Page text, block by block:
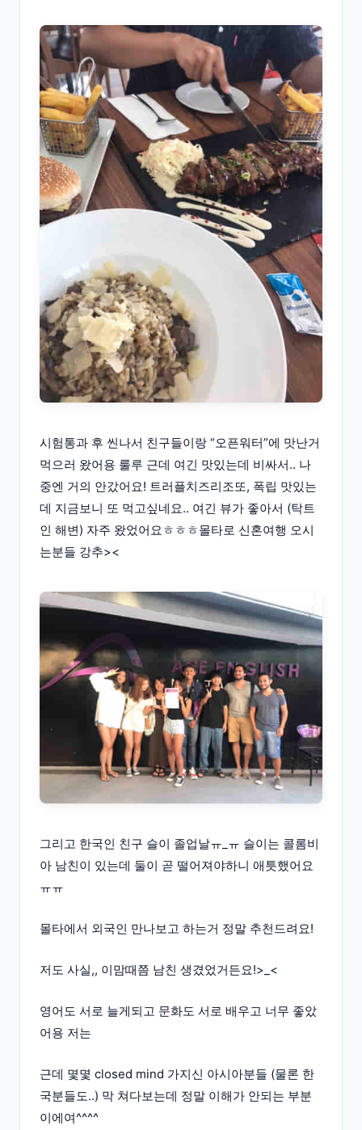
시험통과 후 씬나서 친구들이랑 “오픈워터”에 맛난거
먹으러 왔어용 룰루 근데 여긴 맛있는데 비싸서.. 나
중엔 거의 안갔어요! 트러플치즈리조또, 폭립 맛있는
데 지금보니 또 먹고싶네요.. 여긴 뷰가 좋아서 (탁트
인 해변) 자주 왔었어요ㅎㅎㅎ몰타로 신혼여행 오시
는분들 강추><
그리고 한국인 친구 슬이 졸업날ㅠ_ㅠ 슬이는 콜롬비
아 남친이 있는데 둘이 곧 떨어져야하니 애틋했어요
ㅠㅠ
몰타에서 외국인 만나보고 하는거 정말 추천드려요!
저도 사실,, 이맘때쯤 남친 생겼었거든요!>_<
영어도 서로 늘게되고 문화도 서로 배우고 너무 좋았
어용 저는
근데 몇몇 closed mind 가지신 아시아분들 (물론 한
국분들도..) 막 쳐다보는데 정말 이해가 안되는 부분
이에여^^^^